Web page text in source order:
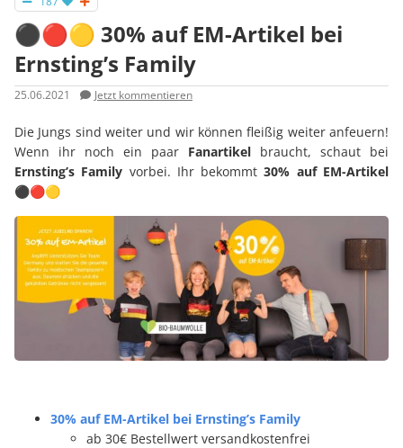
⚫🔴🟡 30% auf EM-Artikel bei
Ernsting’s Family
25.06.2021 Jetzt kommentieren
Die Jungs sind weiter und wir können fleißig weiter anfeuern!
Wenn ihr noch ein paar Fanartikel braucht, schaut bei
Ernsting’s Family vorbei. Ihr bekommt30% auf EM-Artikel
⚫🔴🟡
30% auf EM-Artikel bei Ernsting’s Family
ab 30€ Bestellwert versandkostenfrei